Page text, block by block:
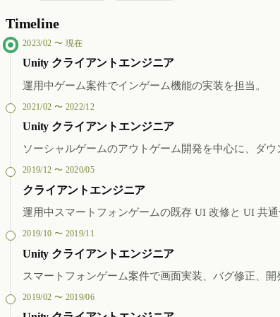
Timeline
2023/02 〜 現在
Unity クライアントエンジニア
運用中ゲーム案件でインゲーム機能の実装を担当。
2021/02 〜 2022/12
Unity クライアントエンジニア
ソーシャルゲームのアウトゲーム開発を中心に、ダ
2019/12 〜 2020/05
クライアントエンジニア
運用中スマートフォンゲームの既存 UI 改修と UI 共通
2019/10 〜 2019/11
Unity クライアントエンジニア
スマートフォンゲーム案件で画面実装、バグ修正、開
2019/02 〜 2019/06